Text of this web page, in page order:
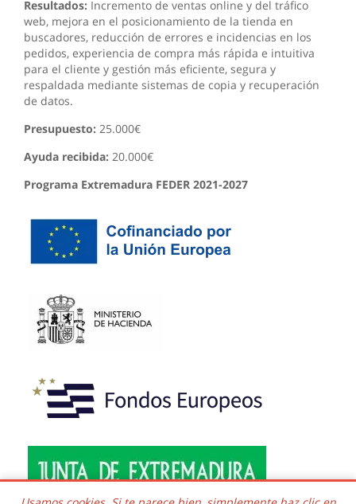
Resultados: Incremento de ventas online y del tráfico
web, mejora en el posicionamiento de la tienda en
buscadores, reducción de errores e incidencias en los
pedidos, experiencia de compra más rápida e intuitiva
para el cliente y gestión más eficiente, segura y
respaldada mediante sistemas de copia y recuperación
de datos.
Presupuesto: 25.000€
Ayuda recibida: 20.000€
Programa Extremadura FEDER 2021-2027